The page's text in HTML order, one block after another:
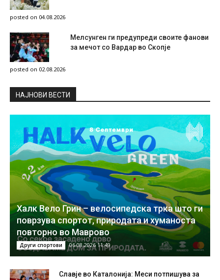
posted on 04.08.2026
Мелсунген ги предупреди своите фанови
за мечот со Вардар во Скопје
posted on 02.08.2026
НAЈНОВИ ВЕСТИ
Халк Вело Грин – велосипедска трка што ги
поврзува спортот, природата и хуманоста
повторно во Маврово
Други спортови 06.08.2026 11:49
Славје во Каталонија: Меси потпишува за